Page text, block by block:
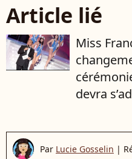
Article lié
Miss
devra
en règle
Par Lucie Gosselin |